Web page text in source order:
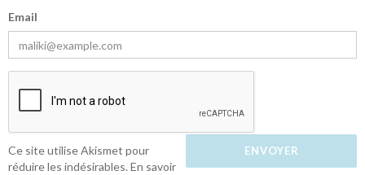
Email
Ce site utilise Akismet pour
réduire les indésirables.En savoir